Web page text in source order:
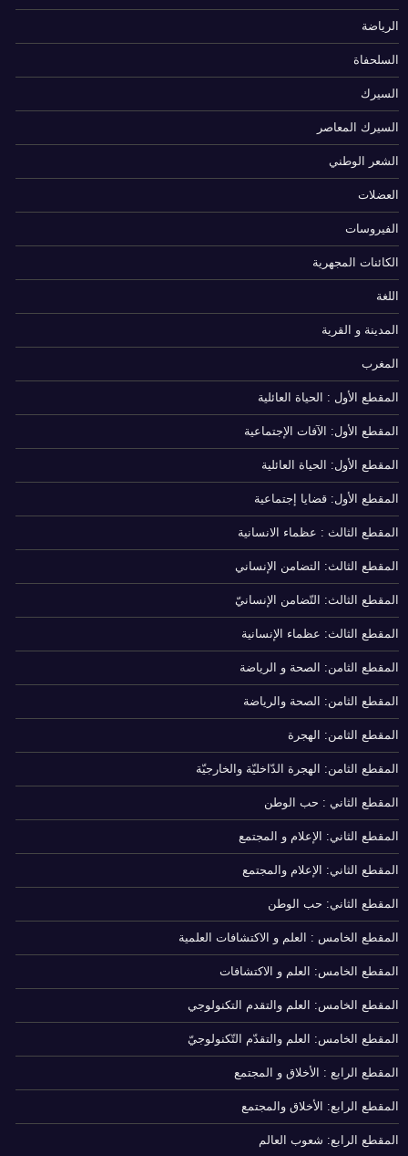
الرياضة
السلحفاة
السيرك
السيرك المعاصر
الشعر الوطني
العضلات
الفيروسات
الكائنات المجهرية
اللغة
المدينة و القرية
المغرب
المقطع الأول : الحياة العائلية
المقطع الأول: الآفات الإجتماعية
المقطع الأول: الحياة العائلية
المقطع الأول: قضايا إجتماعية
المقطع الثالث : عظماء الانسانية
المقطع الثالث: التضامن الإنساني
المقطع الثالث: التّضامن الإنسانيّ
المقطع الثالث: عظماء الإنسانية
المقطع الثامن: الصحة و الرياضة
المقطع الثامن: الصحة والرياضة
المقطع الثامن: الهجرة
المقطع الثامن: الهجرة الدّاخليّة والخارجيّة
المقطع الثاني : حب الوطن
المقطع الثاني: الإعلام و المجتمع
المقطع الثاني: الإعلام والمجتمع
المقطع الثاني: حب الوطن
المقطع الخامس : العلم و الاكتشافات العلمية
المقطع الخامس: العلم و الاكتشافات
المقطع الخامس: العلم والتقدم التكنولوجي
المقطع الخامس: العلم والتقدّم التّكنولوجيّ
المقطع الرابع : الأخلاق و المجتمع
المقطع الرابع: الأخلاق والمجتمع
المقطع الرابع: شعوب العالم